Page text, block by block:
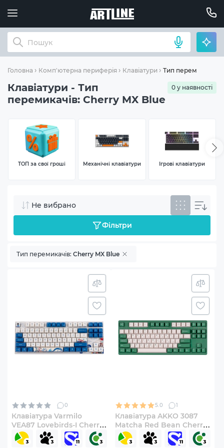
Головна Комп'ютерна периферія Клавіатури Тип перемикачів:
Клавіатури - Тип
перемикачів: Cherry MX Blue
0 у наявності
ТОП за свої гроші Механічні клавіатури Ігрові клавіатури
Не вибрано
Фільтри
Тип перемикачів: Cherry MX Blue
0
Клавіатура Varmilo
VEA87 Lovebirds-I Cherry
MX Blue
(A23A002A1A0A01A003)
5.0 1
Клавіатура AKKO 3087
Matcha Red Bean Cherry
MX Blue RU Green
(A3087_MA_CBL)